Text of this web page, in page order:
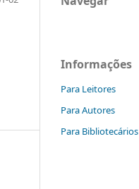
Informações
Para Leitores
Para Autores
Para Bibliotecários